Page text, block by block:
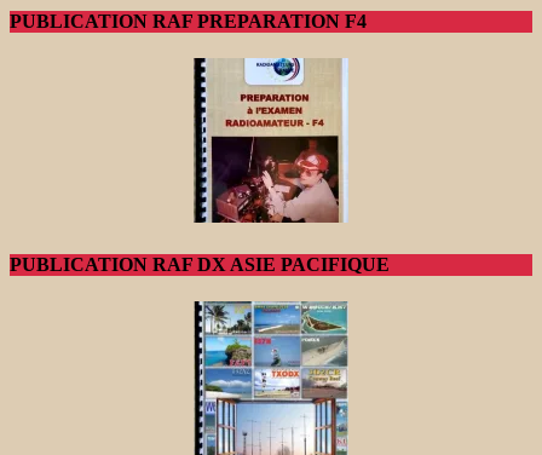
PUBLICATION RAF PREPARATION F4
PUBLICATION RAF DX ASIE PACIFIQUE